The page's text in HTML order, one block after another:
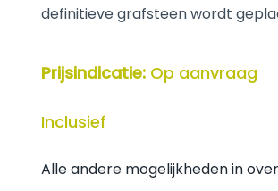
definitieve grafsteen wordt
Prijsindicatie: Op aanvraag
Inclusief
Alle andere mogelijkheden in